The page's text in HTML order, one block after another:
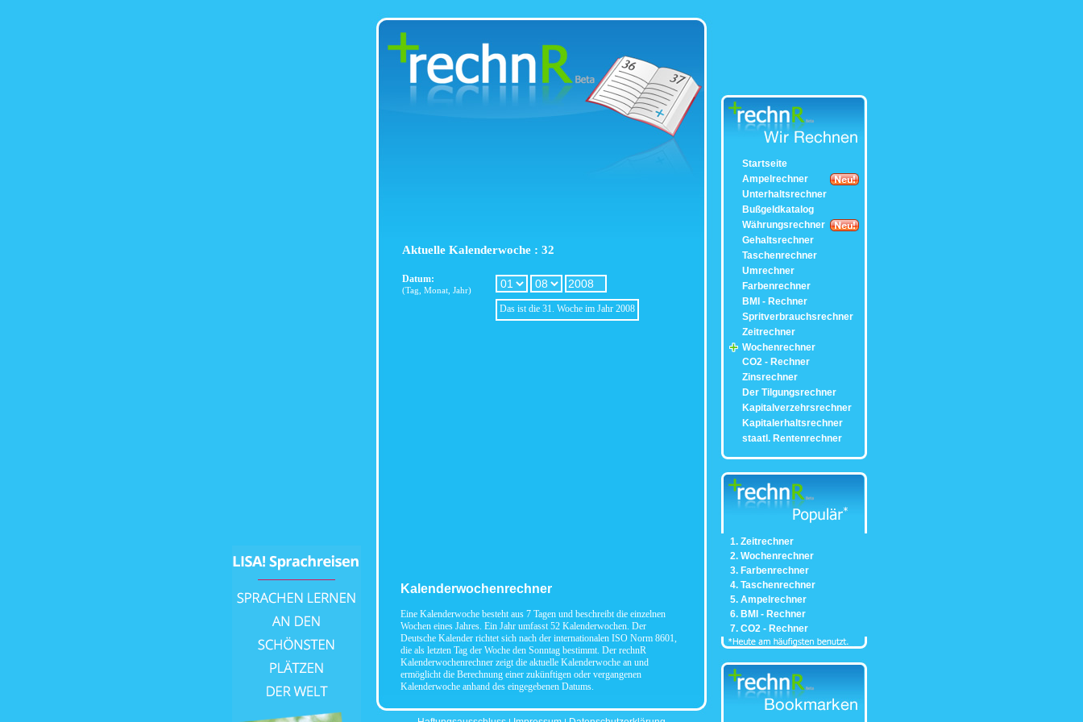
Startseite
Ampelrechner
Unterhaltsrechner
Bußgeldkatalog
Währungsrechner
Gehaltsrechner
Taschenrechner
Umrechner
Farbenrechner
BMI - Rechner
Spritverbrauchsrechner
Zeitrechner
Wochenrechner
CO2 - Rechner
Zinsrechner
Der Tilgungsrechner
Kapitalverzehrsrechner
Kapitalerhaltsrechner
staatl. Rentenrechner
1. Zeitrechner
2. Wochenrechner
3. Farbenrechner
4. Taschenrechner
5. Ampelrechner
6. BMI - Rechner
7. CO2 - Rechner
Aktuelle Kalenderwoche : 32
Datum:
(Tag, Monat, Jahr)
Das ist die 31. Woche im Jahr 2008
Kalenderwochenrechner
Eine Kalenderwoche besteht aus 7 Tagen und beschreibt die einzelnen
Wochen eines Jahres. Ein Jahr umfasst 52 Kalenderwochen. Der
Deutsche Kalender richtet sich nach der internationalen ISO Norm 8601,
die als letzten Tag der Woche den Sonntag bestimmt. Der rechnR
Kalenderwochenrechner zeigt die aktuelle Kalenderwoche an und
ermöglicht die Berechnung einer zukünftigen oder vergangenen
Kalenderwoche anhand des eingegebenen Datums.